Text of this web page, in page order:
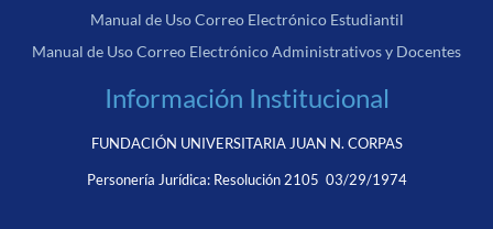
Manual de Uso Correo Electrónico Estudiantil
Manual de Uso Correo Electrónico Administrativos y Docentes
Información Institucional
FUNDACIÓN UNIVERSITARIA JUAN N. CORPAS
Personería Jurídica: Resolución 2105 03/29/1974